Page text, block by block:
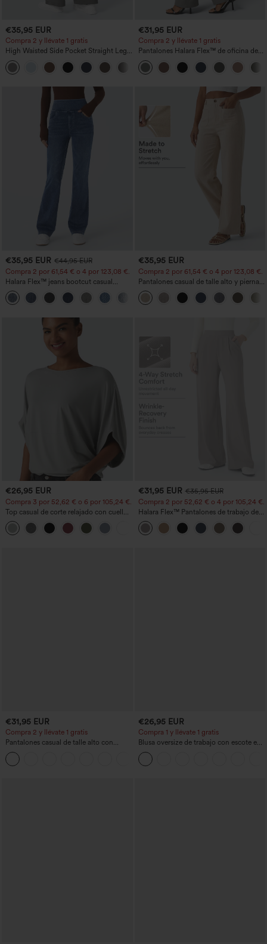
€35,95 EUR
Compra 2 y llévate 1 gratis
High Waisted Side Pocket Straight Leg
Work Pants
+23
€31,95 EUR
Compra 2 y llévate 1 gratis
Pantalones Halara Flex™ de oficina de
tiro alto ligeramente acampanados con
bolsillos
€35,95 EUR €44,95 EUR
Compra 2 por 61,54 € o 4 por 123,08 €.
Halara Flex™ jeans bootcut casual
lavados, de talle alto y con bolsillos
+5
€35,95 EUR
Compra 2 por 61,54 € o 4 por 123,08 €.
Pantalones casual de talle alto y pierna
recta con tacto de lino y bolsillos
€26,95 EUR
Compra 3 por 52,62 € o 6 por 105,24 €.
Top casual de corte relajado con cuello
redondo y mangas murciélago.
+1
€31,95 EUR €35,95 EUR
Compra 2 por 52,62 € o 4 por 105,24 €.
Halara Flex™ Pantalones de trabajo de
talle alto, moldeadores del cuerpo, que
estilizan la cintura, con bolsillos, de
pierna ancha en micro‑waffle
€31,95 EUR
Compra 2 y llévate 1 gratis
Pantalones casual de talle alto con
cordón, pernera ancha, en mezcla de
lino y con bolsillos
€26,95 EUR
Compra 1 y llévate 1 gratis
Blusa oversize de trabajo con escote en
V y manga corta, resistente a las arrugas